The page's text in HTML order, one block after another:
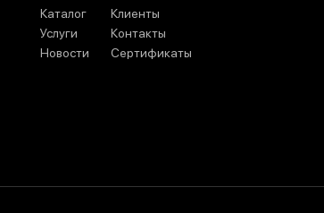
Каталог
Услуги
Новости
Клиенты
Контакты
Сертификаты